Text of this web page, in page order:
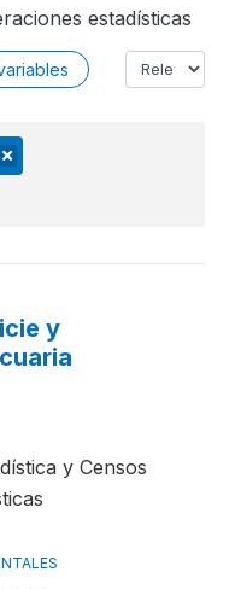
estadísticas
y
y Censos